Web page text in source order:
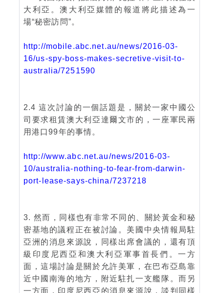
大利亞。澳大利亞媒體的報道將此描述為一
場“秘密訪問”。
http://mobile.abc.net.au/news/2016-03-
16/us-spy-boss-makes-secretive-visit-to-
australia/7251590
2.4 這次討論的一個話題是，關於一家中國公
司要求租賃澳大利亞達爾文市的，一座軍民兩
用港口99年的事情。
http://www.abc.net.au/news/2016-03-
10/australia-nothing-to-fear-from-darwin-
port-lease-says-china/7237218
3. 然而，同樣也有非常不同的、關於黃金和秘
密基地的議程正在被討論。美國中央情報局駐
亞洲的消息來源說，同樣出席會議的，還有頂
級印度尼西亞和澳大利亞軍事首長們。一方
面，這場討論是關於允許美軍，在巴布亞島靠
近中國南海的地方，附近駐扎一支艦隊。而另
一方面，印度尼西亞的消息來源說，談判同樣